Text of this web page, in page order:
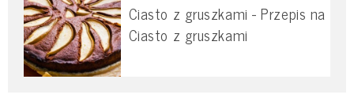
Ciasto z gruszkami - Przepis na
Ciasto z gruszkami